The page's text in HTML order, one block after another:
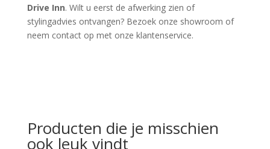
Drive Inn. Wilt u eerst de afwerking zien of
stylingadvies ontvangen? Bezoek onze showroom of
neem contact op met onze klantenservice.
Producten die je misschien
ook leuk vindt